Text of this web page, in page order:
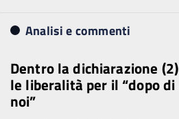
Analisi e commenti
Dentro la dichiarazione (2)
le liberalità per il “dopo di
noi”